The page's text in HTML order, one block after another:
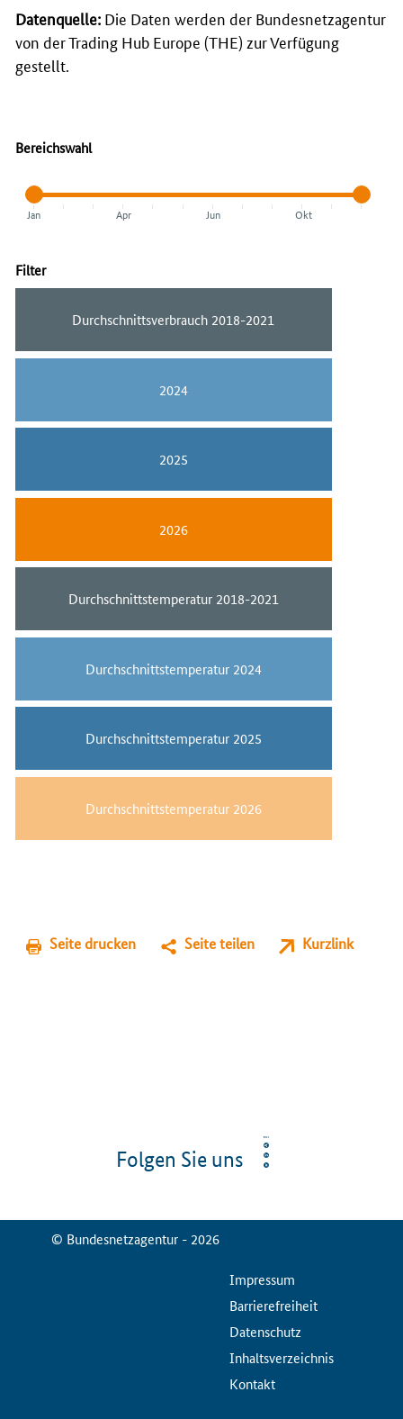
Datenquelle: Die Daten werden der Bundesnetzagentur
von der Trading Hub Europe (THE) zur Verfügung
gestellt.
Bereichswahl
Jan Apr Jun Okt
Filter
Durchschnittsverbrauch 2018-2021
2024
2025
2026
Durchschnittstemperatur 2018-2021
Durchschnittstemperatur 2024
Durchschnittstemperatur 2025
Durchschnittstemperatur 2026
Seite drucken Seite teilen Kurzlink
Folgen Sie uns
© Bundesnetzagentur - 2026
ServiceMenuImpressum
Barrierefreiheit
Datenschutz
Inhaltsverzeichnis
Kontakt